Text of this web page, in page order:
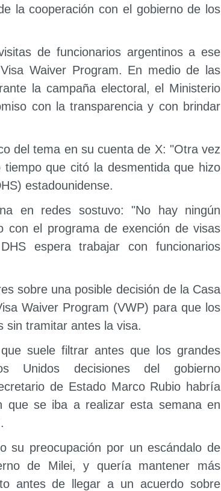
la cooperación con el gobierno de los
de funcionarios argentinos a ese
Waiver Program. En medio de las
la campaña electoral, el Ministerio
con la transparencia y con brindar
del tema en su cuenta de X: "Otra vez
que citó la desmentida que hizo
estadounidense.
en redes sostuvo: "No hay ningún
con el programa de exención de visas
espera trabajar con funcionarios
sobre una posible decisión de la Casa
Waiver Program (VWP) para que los
sin tramitar antes la visa.
suele filtrar antes que los grandes
Unidos decisiones del gobierno
de Estado Marco Rubio habría
que se iba a realizar esta semana en
su preocupación por un escándalo de
de Milei, y quería mantener más
antes de llegar a un acuerdo sobre